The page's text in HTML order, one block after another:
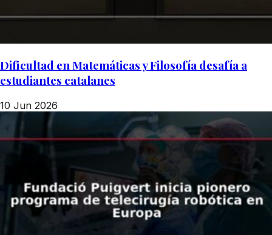
Dificultad en Matemáticas y Filosofía desafía a
estudiantes catalanes
10 Jun 2026